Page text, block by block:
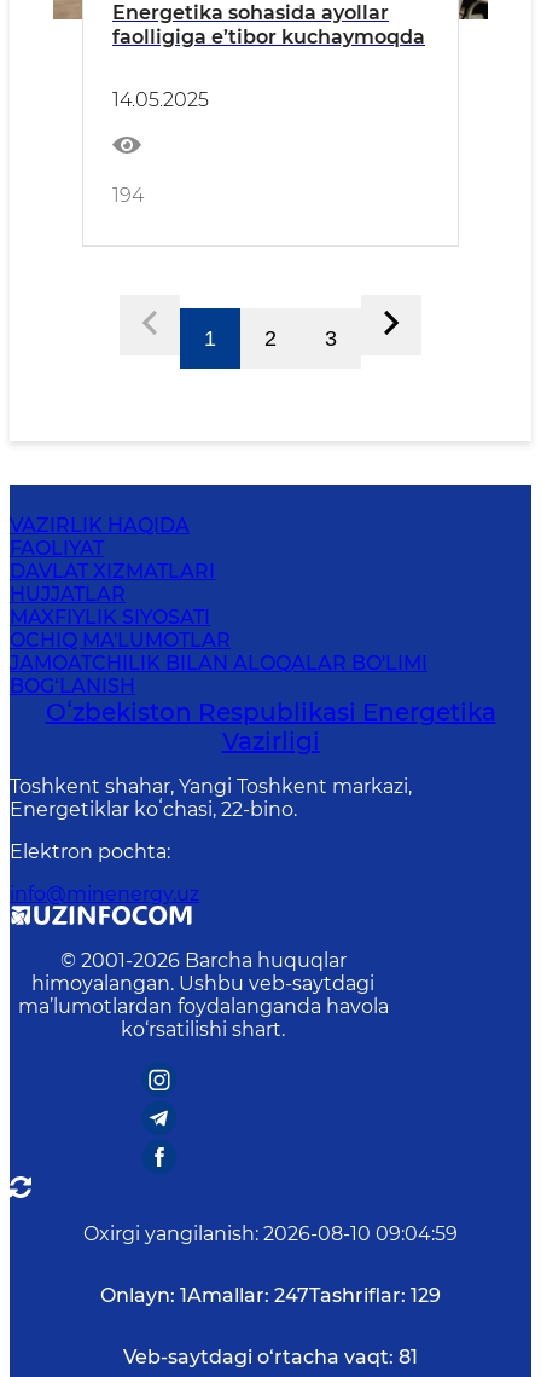
Energetika sohasida ayollar
faolligiga e’tibor kuchaymoqda
14.05.2025
194
1 2 3
VAZIRLIK HAQIDA
FAOLIYAT
DAVLAT XIZMATLARI
HUJJATLAR
MAXFIYLIK SIYOSATI
OCHIQ MA'LUMOTLAR
JAMOATCHILIK BILAN ALOQALAR BO'LIMI
BOG‘LANISH
Oʻzbekiston Respublikasi Energetika
Vazirligi
Toshkent shahar, Yangi Toshkent markazi,
Energetiklar koʻchasi, 22-bino.
Elektron pochta:
info@minenergy.uz
© 2001-2026 Barcha huquqlar
himoyalangan. Ushbu veb-saytdagi
ma’lumotlardan foydalanganda havola
ko‘rsatilishi shart.
Oxirgi yangilanish: 2026-08-10 09:04:59
Onlayn: 1Amallar: 247Tashriflar: 129
Veb-saytdagi o‘rtacha vaqt: 81